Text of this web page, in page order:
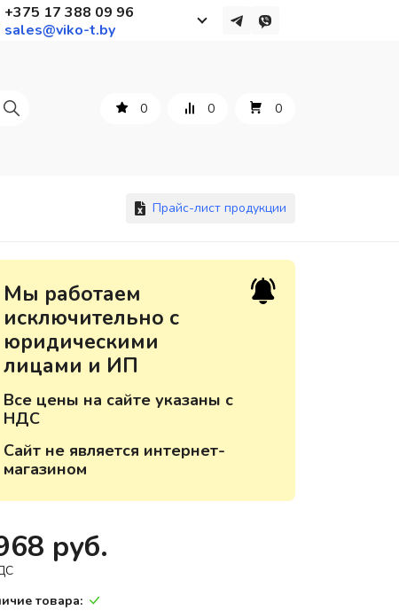
+375 17 388 09 96
sales@viko-t.by
+375 17 388 09 96
По всем вопросам
sales@viko-t.by
Оплата и доставка
Контакты
17, пом. 38, оф. №1
0 0 0
Прайс-лист продукции
Мы работаем
исключительно с
юридическими
лицами и ИП
Все цены на сайте указаны с
НДС
Сайт не является интернет-
магазином
руб.
товара: